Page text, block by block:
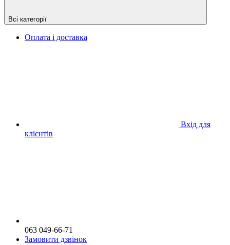
Всі категорії
Оплата і доставка
Вхід для
клієнтів
063 049-66-71
Замовити дзвінок